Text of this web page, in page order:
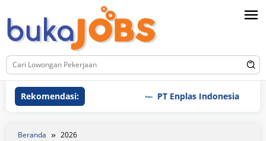
ke
konten
Rekomendasi: PT Enplas Indonesia
Beranda 2026